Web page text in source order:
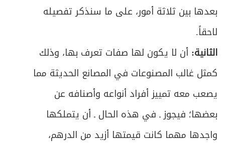
بعدها بين ثلاثة أمور، على ما سنذكر تفصيله
لاحقاً.
الثانية: أن لا يكون لها صفات تعرف بها، وذلك
كمثل غالب المصنوعات في المصانع الحديثة مما
يصعب معه تمييز أفراد أنواعه وأصنافه عن
بعضها؛ فيجوز ـ في هذه الحال ـ أن يتملكها
واجدها مهما كانت قيمتها أزيد من الدرهم،